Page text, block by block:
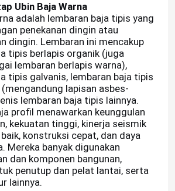
Ubin Baja Warna
adalah lembaran baja tipis yang
penekanan dingin atau
dingin. Lembaran ini mencakup
tipis berlapis organik (juga
lembaran berlapis warna),
tipis galvanis, lembaran baja tipis
lapisan asbes-
lembaran baja tipis lainnya.
profil menawarkan keunggulan
kekuatan tinggi, kinerja seismik
konstruksi cepat, dan daya
Mereka banyak digunakan
dan komponen bangunan,
penutup dan pelat lantai, serta
lainnya.